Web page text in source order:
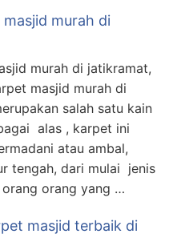
murah di
murah di jatikramat,
masjid murah di
salah satu kain
alas , karpet ini
atau ambal,
tengah, dari mulai jenis
orang yang …
masjid terbaik di